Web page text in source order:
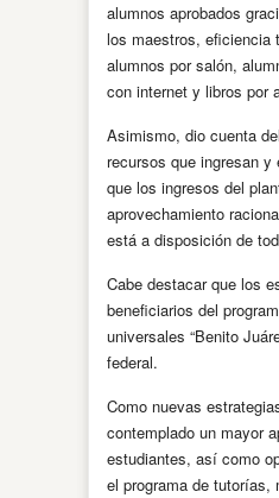
alumnos aprobados
los maestros, eficiencia
alumnos por salón,
con internet y libros por
Asimismo, dio cuenta
recursos que ingresan
que los ingresos del
aprovechamiento
está a disposición de
Cabe destacar que los
beneficiarios del
universales “Benito
federal.
Como nuevas
contemplado un mayor
estudiantes, así como
el programa de tutorías,